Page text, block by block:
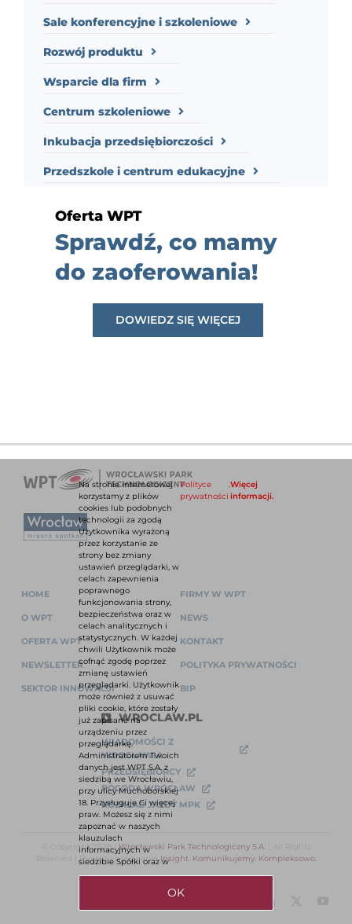
Oferta WPT
Sprawdź, co mamy
do zaoferowania!
DOWIEDZ SIĘ WIĘCEJ
Sale konferencyjne i szkoleniowe
Rozwój produktu
Wsparcie dla firm
Centrum szkoleniowe
Inkubacja przedsiębiorczości
Przedszkole i centrum edukacyjne
HOME
O WPT
OFERTA WPT
NEWSLETTER
SEKTOR INNOWACJI
FIRMY W WPT
NEWS
KONTAKT
POLITYKA PRYWATNOŚCI
BIP
WROCLAW.PL
WIADOMOŚCI Z
WROCŁAWIA
PRZEDSIĘBIORCY
POGODA WROCŁAW
ROZKŁAD JAZDY MPK
© Copyright 2026 |Wrocławski Park Technologiczny S.A.| All Rights
Reserved | Projekt i wykonanieInsight. Komunikujemy. Kompleksowo.
Na stronie internetowej
korzystamy z plików
cookies lub podobnych
technologii za zgodą
Użytkownika wyrażoną
przez korzystanie ze
strony bez zmiany
ustawień przeglądarki, w
celach zapewnienia
poprawnego
funkcjonowania strony,
bezpieczeństwa oraz w
celach analitycznych i
statystycznych. W każdej
chwili Użytkownik może
cofnąć zgodę poprzez
zmianę ustawień
przeglądarki. Użytkownik
może również z usuwać
pliki cookie, które zostały
już zapisane na
urządzeniu przez
przeglądarkę.
Administratorem Twoich
danych jest WPT S.A. z
siedzibą we Wrocławiu,
przy ulicy Muchoborskiej
18. Przysługuje Ci więcej
praw. Możesz się z nimi
zapoznać w naszych
klauzulach
informacyjnych w
siedzibie Spółki oraz w
Polityce
prywatności
Więcej
informacji.
OK